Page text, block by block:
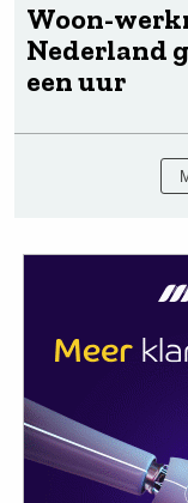
Woon-
Nederland
een uur